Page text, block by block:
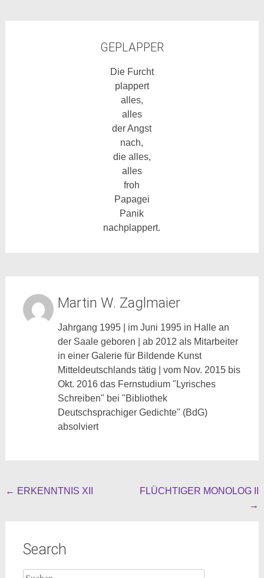
GEPLAPPER
Die Furcht
plappert
alles,
alles
der Angst
nach,
die alles,
alles
froh
Papagei
Panik
nachplappert.
Martin W. Zaglmaier
Jahrgang 1995 | im Juni 1995 in Halle an
der Saale geboren | ab 2012 als Mitarbeiter
in einer Galerie für Bildende Kunst
Mitteldeutschlands tätig | vom Nov. 2015 bis
Okt. 2016 das Fernstudium "Lyrisches
Schreiben" bei "Bibliothek
Deutschsprachiger Gedichte" (BdG)
absolviert
Beitragsnavigation
← ERKENNTNIS XII
FLÜCHTIGER MONOLOG II
→
Search
Suche